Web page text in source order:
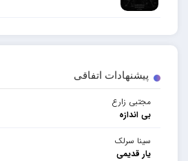
پیشنهادات اتفاقی
مجتبی زارع
بی اندازه
سینا سرلک
یار قدیمی